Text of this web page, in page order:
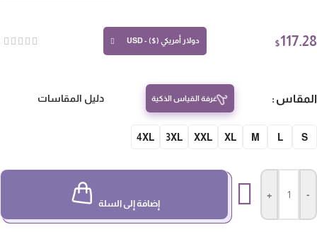
دولار أمريكي ($) - USD
غرفة القياس الذكية دليل المقاسات
XL
XXL
3XL
4XL
إضافة إلى السلة